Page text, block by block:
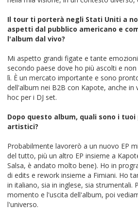
Il tour ti porterà negli Stati Uniti a
aspetti dal pubblico americano e
l'album dal vivo?
Mi aspetto grandi figate e tante
secondo paese dove ho più ascolti e
lì. È un mercato importante e sono
dell'album nei B2B con Kapote, anche in
hoc per i DJ set.
Dopo questo album, quali sono i
artistici?
Probabilmente lavorerò a un nuovo EP
del tutto, più un altro EP insieme a
Salsa, è andato molto bene). Ho in
di edits e rework insieme a Fimiani. Ho
in italiano, sia in inglese, sia strumentali.
momento e l'uscita dell'album, poi
l'universo.